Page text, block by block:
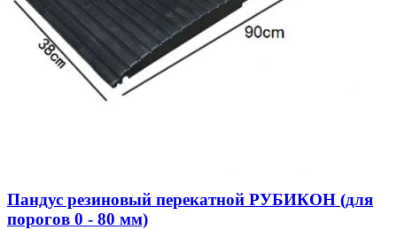
Пандус резиновый перекатной РУБИКОН (для
порогов 0 - 80 мм)